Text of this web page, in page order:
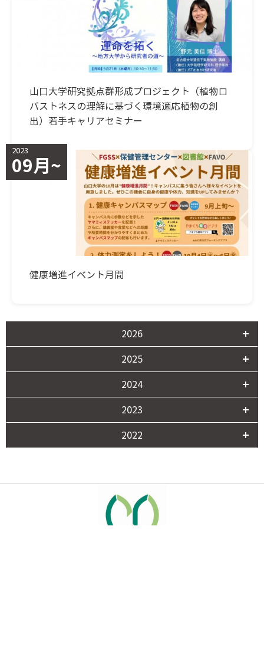
2026
2025
2024
2023
2022
山口大学研究拠点群形成プロジェクト（植物ロ
バストネスの理解に基づく環境適応植物の創
出）若手キャリアセミナー
2023
09月~
健康増進イベント月間